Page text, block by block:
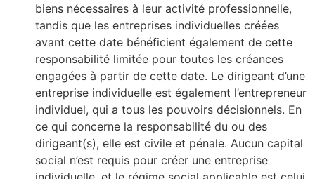
biens nécessaires à leur activité professionnelle,
tandis que les entreprises individuelles créées
avant cette date bénéficient également de cette
responsabilité limitée pour toutes les créances
engagées à partir de cette date. Le dirigeant d’une
entreprise individuelle est également l’entrepreneur
individuel, qui a tous les pouvoirs décisionnels. En
ce qui concerne la responsabilité du ou des
dirigeant(s), elle est civile et pénale. Aucun capital
social n’est requis pour créer une entreprise